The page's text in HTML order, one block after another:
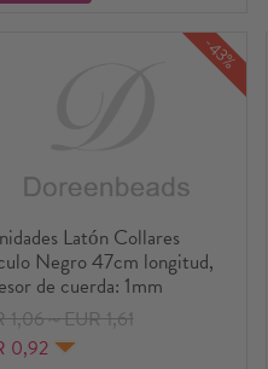
-43%
Latón Collares
Negro 47cm longitud,
de cuerda: 1mm
1,06～EUR 1,61
0,92